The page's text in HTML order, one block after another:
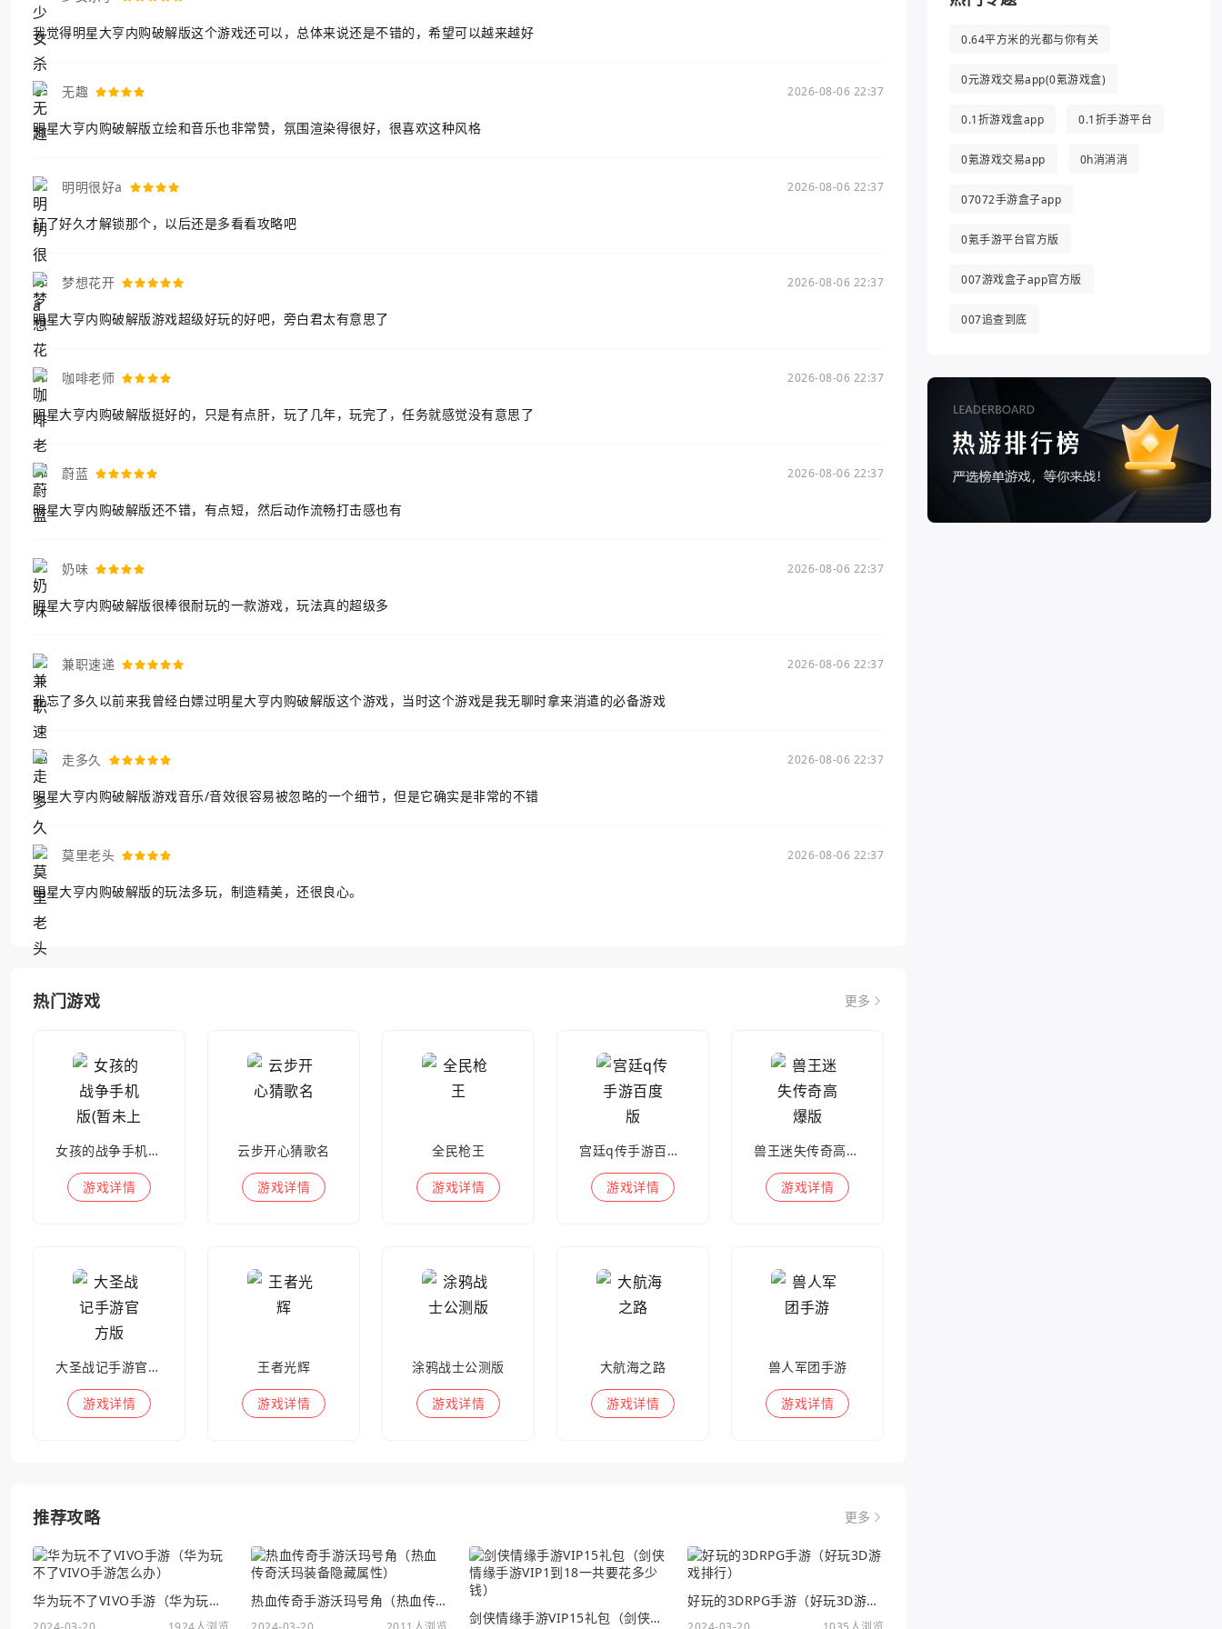
我觉得明星大亨内购破解版这个游戏还可以，总体来说还是不错的，希望可以越来越好
无趣 2026-08-06 22:37
明星大亨内购破解版立绘和音乐也非常赞，氛围渲染得很好，很喜欢这种风格
明明很好a 2026-08-06 22:37
打了好久才解锁那个，以后还是多看看攻略吧
梦想花开 2026-08-06 22:37
明星大亨内购破解版游戏超级好玩的好吧，旁白君太有意思了
咖啡老师 2026-08-06 22:37
明星大亨内购破解版挺好的，只是有点肝，玩了几年，玩完了，任务就感觉没有意思了
蔚蓝 2026-08-06 22:37
明星大亨内购破解版还不错，有点短，然后动作流畅打击感也有
奶味 2026-08-06 22:37
明星大亨内购破解版很棒很耐玩的一款游戏，玩法真的超级多
兼职速递 2026-08-06 22:37
我忘了多久以前来我曾经白嫖过明星大亨内购破解版这个游戏，当时这个游戏是我无聊时拿来消遣的必备游戏
走多久 2026-08-06 22:37
明星大亨内购破解版游戏音乐/音效很容易被忽略的一个细节，但是它确实是非常的不错
莫里老头 2026-08-06 22:37
明星大亨内购破解版的玩法多玩，制造精美，还很良心。
热门游戏 更多
女孩的战争手机版(暂未上线)
游戏详情
云步开心猜歌名
游戏详情
全民枪王
游戏详情
宫廷q传手游百度版
游戏详情
兽王迷失传奇高爆版
游戏详情
大圣战记手游官方版
游戏详情
王者光辉
游戏详情
涂鸦战士公测版
游戏详情
大航海之路
游戏详情
兽人军团手游
游戏详情
推荐攻略 更多
华为玩不了VIVO手游（华为玩不了VIVO手游怎么办） 热血传奇手游沃玛号角（热血传奇沃玛装备隐藏属性）
剑侠情缘手游VIP15礼包（剑侠情缘手游VIP1到18一共要花多少钱）
好玩的3DRPG手游（好玩3D游戏排行）
0.64平方米的光都与你有关
0元游戏交易app(0氪游戏盒)
0.1折游戏盒app 0.1折手游平台
0氪游戏交易app 0h消消消
07072手游盒子app
0氪手游平台官方版
007游戏盒子app官方版
007追查到底